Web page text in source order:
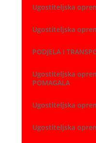
Ugostiteljska
Ugostiteljska
PODJELA I
Ugostiteljska
POMAGALA
Ugostiteljska
Ugostiteljska